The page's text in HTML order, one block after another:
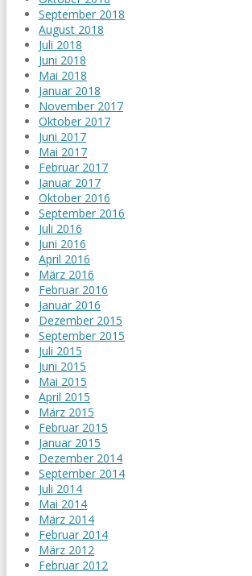
September 2018
August 2018
Juli 2018
Juni 2018
Mai 2018
Januar 2018
November 2017
Oktober 2017
Juni 2017
Mai 2017
Februar 2017
Januar 2017
Oktober 2016
September 2016
Juli 2016
Juni 2016
April 2016
März 2016
Februar 2016
Januar 2016
Dezember 2015
September 2015
Juli 2015
Juni 2015
Mai 2015
April 2015
März 2015
Februar 2015
Januar 2015
Dezember 2014
September 2014
Juli 2014
Mai 2014
März 2014
Februar 2014
März 2012
Februar 2012